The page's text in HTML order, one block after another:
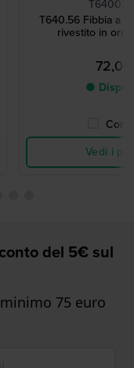
T640.56 Fibbia a
rivestito in oro
●
Vedi i
del 5€ sul
75 euro